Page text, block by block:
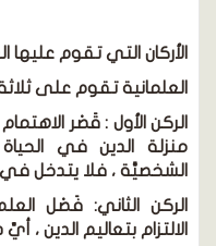
الأركان التي تقوم عليها
العلمانية تقوم على
الركن الأول : قَصْر
منزلة الدين في
الشخصيَّة ، فلا يتدخل في
الركن الثاني: فَصْل
الالتزام بتعاليم الدين ،